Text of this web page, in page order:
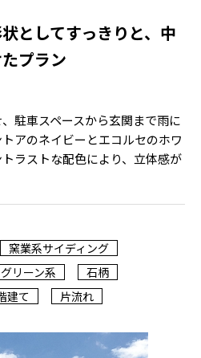
としてすっきりと、中
プラン
駐車スペースから玄関まで雨に
アのネイビーとエコルセのホワ
ラストな配色により、立体感が
窯業系サイディング
リーン系
石柄
建て 片流れ